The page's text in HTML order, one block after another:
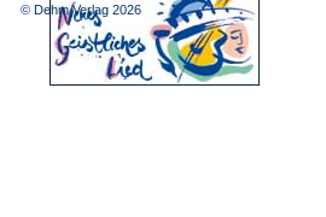
© Dehm Verlag 2026